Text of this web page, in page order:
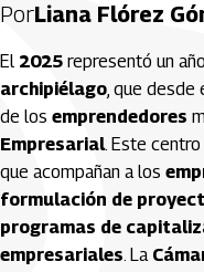
PorLiana Flórez
El 2025 representó un
archipiélago, que desde
de los emprendedores
Empresarial. Este
que acompañan a los
formulación de
programas de
empresariales. La